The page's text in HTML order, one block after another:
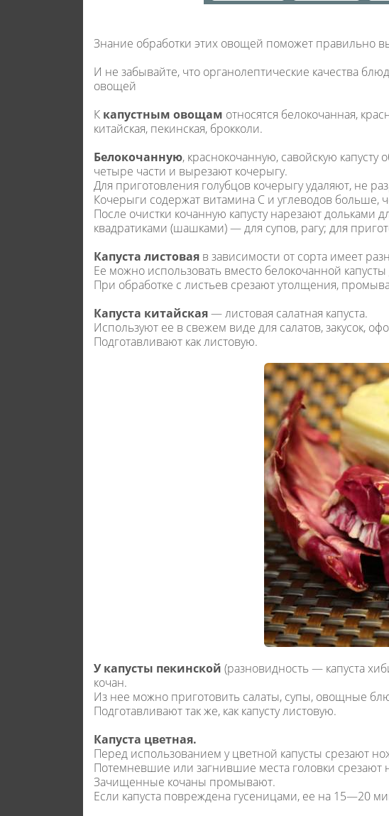
Знание обработки этих овощей поможет правильно
И не забывайте, что органолептические качества
овощей
К капустным овощам относятся белокочанная,
китайская, пекинская, брокколи.
Белокочанную, краснокочанную, савойскую
четыре части и вырезают кочерыгу.
Для приготовления голубцов кочерыгу удаляют, не
Кочерыги содержат витамина С и углеводов больше,
После очистки кочанную капусту нарезают дольками
квадратиками (шашками) — для супов, рагу; для
Капуста листовая в зависимости от сорта имеет
Ее можно использовать вместо белокочанной
При обработке с листьев срезают утолщения,
Капуста китайская— листовая салатная капуста.
Используют ее в свежем виде для салатов, закусок,
Подготавливают как листовую.
У капусты пекинской (разновидность — капуста
кочан.
Из нее можно приготовить салаты, супы, овощные
Подготавливают так же, как капусту листовую.
Капуста цветная.
Перед использованием у цветной капусты срезают
Потемневшие или загнившие места головки срезают
Зачищенные кочаны промывают.
Если капуста повреждена гусеницами, ее на 15—20